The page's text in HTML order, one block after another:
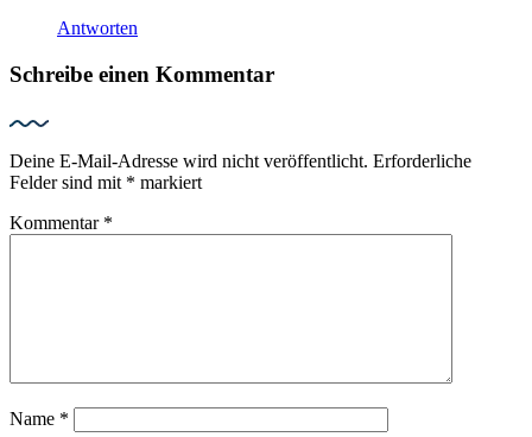
Antworten
Schreibe einen Kommentar
Deine E-Mail-Adresse wird nicht veröffentlicht. Erforderliche
Felder sind mit * markiert
Kommentar *
Name *